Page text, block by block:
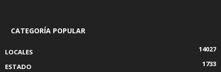
CATEGORÍA POPULAR
LOCALES
14027
ESTADO
1733